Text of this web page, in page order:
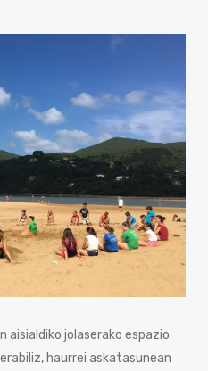
jolaserako espazio
haurrei askatasunean